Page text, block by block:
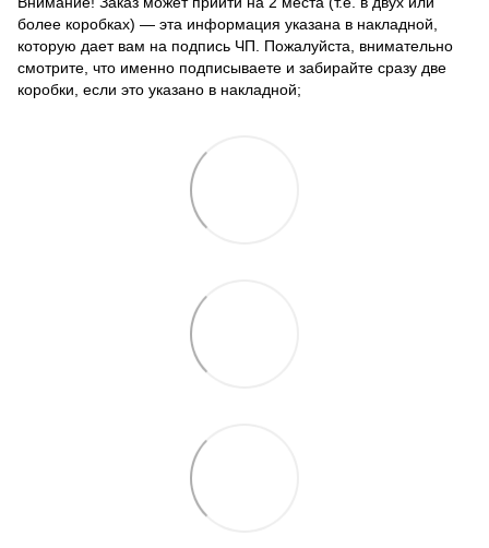
более коробках) — эта информация указана в накладной,
которую дает вам на подпись ЧП. Пожалуйста, внимательно
смотрите, что именно подписываете и забирайте сразу две
коробки, если это указано в накладной;